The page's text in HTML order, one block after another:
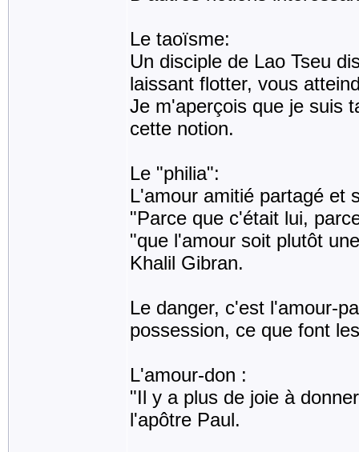
Le taoïsme:
Un disciple de Lao Tseu
laissant flotter, vous
Je m'aperçois que je suis
cette notion.
Le "philia":
L'amour amitié partagé et
"Parce que c'était lui,
"que l'amour soit plutôt
Khalil Gibran.
Le danger, c'est l'amour-
possession, ce que font
L'amour-don :
"Il y a plus de joie à
l'apôtre Paul.